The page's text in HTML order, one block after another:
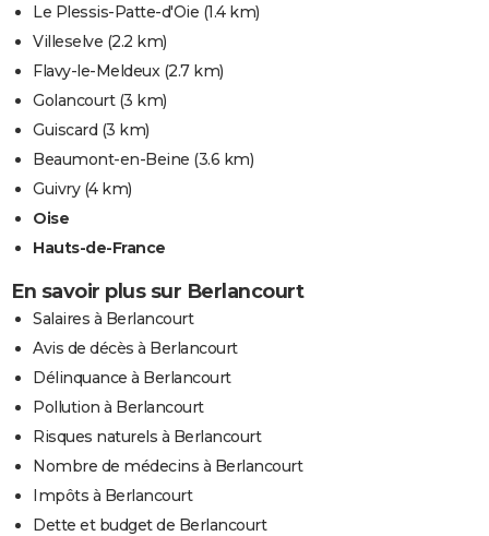
Le Plessis-Patte-d'Oie (1.4 km)
Villeselve (2.2 km)
Flavy-le-Meldeux(2.7 km)
Golancourt(3 km)
Guiscard (3 km)
Beaumont-en-Beine (3.6 km)
Guivry(4 km)
Oise
Hauts-de-France
En savoir plus sur Berlancourt
Salaires à Berlancourt
Avis de décès à Berlancourt
Délinquance à Berlancourt
Pollution à Berlancourt
Risques naturels à Berlancourt
Nombre de médecins à Berlancourt
Impôts à Berlancourt
Dette et budget de Berlancourt